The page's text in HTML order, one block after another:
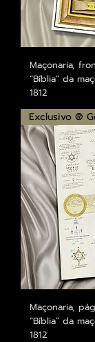
Maçonaria,
“Bíblia” da
1812
Exclusivo ®
Maçonaria,
“Bíblia” da
1812